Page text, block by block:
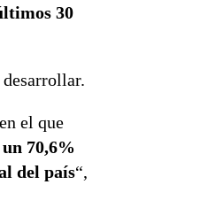
30
el que
un 70,6%
del país“,